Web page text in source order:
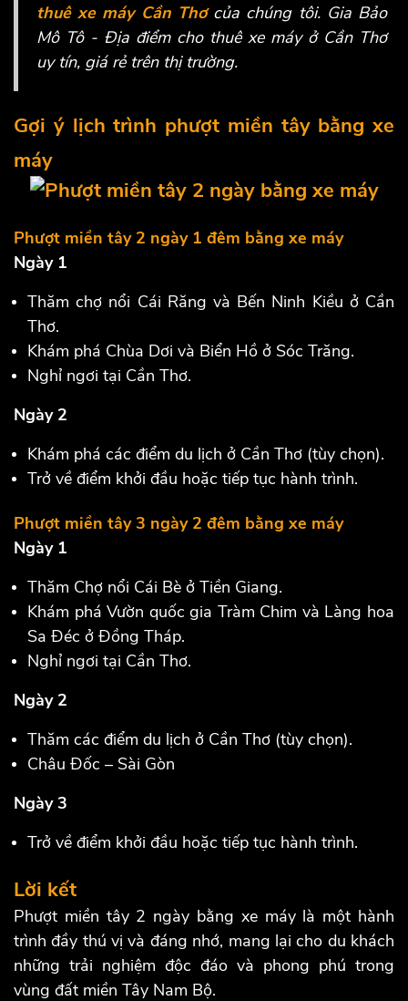
thuê xe máy Cần Thơcủa chúng tôi. Gia Bảo
Mô Tô - Địa điểm cho thuê xe máy ở Cần Thơ
uy tín, giá rẻ trên thị trường.
Gợi ý lịch trình phượt miền tây bằng xe
máy
Phượt miền tây 2 ngày 1 đêm bằng xe máy
Ngày 1
Thăm chợ nổi Cái Răng và Bến Ninh Kiều ở Cần
Thơ.
Khám phá Chùa Dơi và Biển Hồ ở Sóc Trăng.
Nghỉ ngơi tại Cần Thơ.
Ngày 2
Khám phá các điểm du lịch ở Cần Thơ (tùy chọn).
Trở về điểm khởi đầu hoặc tiếp tục hành trình.
Phượt miền tây 3 ngày 2 đêm bằng xe máy
Ngày 1
Thăm Chợ nổi Cái Bè ở Tiền Giang.
Khám phá Vườn quốc gia Tràm Chim và Làng hoa
Sa Đéc ở Đồng Tháp.
Nghỉ ngơi tại Cần Thơ.
Ngày 2
Thăm các điểm du lịch ở Cần Thơ (tùy chọn).
Châu Đốc – Sài Gòn
Ngày 3
Trở về điểm khởi đầu hoặc tiếp tục hành trình.
Lời kết
Phượt miền tây 2 ngày bằng xe máy là một hành
trình đầy thú vị và đáng nhớ, mang lại cho du khách
những trải nghiệm độc đáo và phong phú trong
vùng đất miền Tây Nam Bộ.